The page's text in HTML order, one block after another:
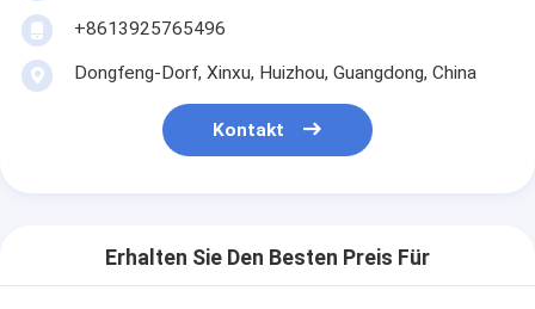
+8613925765496
Dongfeng-Dorf, Xinxu, Huizhou, Guangdong, China
Kontakt
Erhalten Sie Den Besten Preis Für